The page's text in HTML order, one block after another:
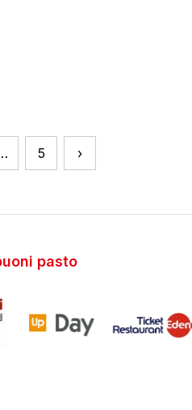
5 ›
pasto